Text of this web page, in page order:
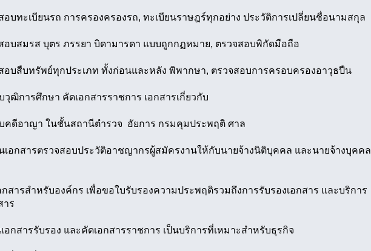
อบทะเบียนรถ การครองครองรถ, ทะเบียนราษฎร์ทุกอย่าง ประวัติการเปลี่ยนชื่อนามสกุล
อบสมรส บุตร ภรรยา บิดามารดา แบบถูกกฏหมาย, ตรวจสอบพิกัดมือถือ
อบสืบทรัพย์ทุกประเภท ทั้งก่อนและหลัง พิพากษา, ตรวจสอบการครอบครองอาวุธปืน
วุฒิการศึกษา คัดเอกสารราชการ เอกสารเกี่ยวกับ
คดีอาญา ในชั้นสถานีตำรวจ อัยการ กรมคุมประพฤติ ศาล
เอกสารตรวจสอบประวัติอาชญากรผู้สมัครงานให้กับนายจ้างนิติบุคคล และนายจ้างบุคคล
กสารสำหรับองค์กร เพื่อขอใบรับรองความประพฤติรวมถึงการรับรองเอกสาร และบริการ
าร
อกสารรับรอง และคัดเอกสารราชการ เป็นบริการที่เหมาะสำหรับธุรกิจ